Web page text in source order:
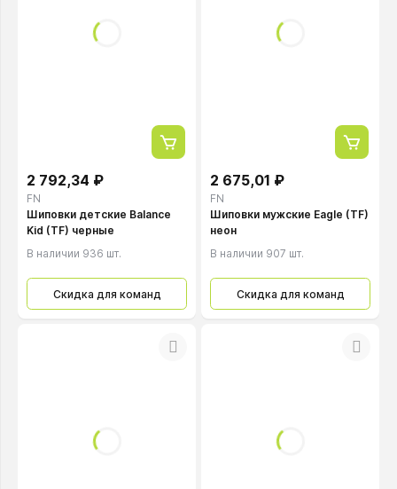
FN
2 792,34 ₽
Шиповки детские Balance
Kid (TF) черные
В наличии 936 шт.
Скидка для команд
FN
2 675,01 ₽
Шиповки мужские Eagle (TF)
неон
В наличии 907 шт.
Скидка для команд